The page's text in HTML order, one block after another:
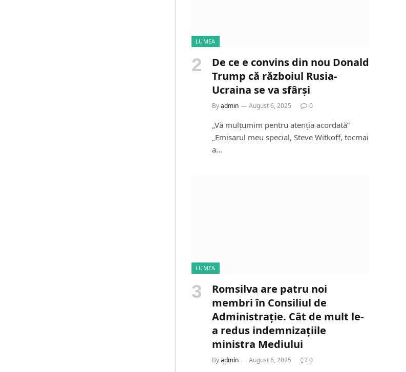
LUMEA
De ce e convins din nou Donald
Trump că războiul Rusia-
Ucraina se va sfârși
Byadmin August 6, 2025 0
„Vă mulțumim pentru atenția acordată”
„Emisarul meu special, Steve Witkoff, tocmai
a…
LUMEA
Romsilva are patru noi
membri în Consiliul de
Administrație. Cât de mult le-
a redus indemnizațiile
ministra Mediului
Byadmin August 6, 2025 0